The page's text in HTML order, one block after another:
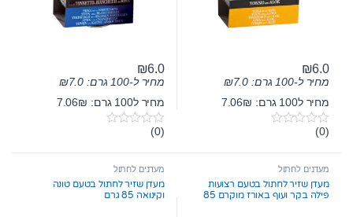
₪6.0
מחיר ל-100 גרם: ₪7.0
מחיר ל100 גרם: 7.06₪
0
t
f
5
(0)
₪6.0
מחיר ל-100 גרם: ₪7.0
מחיר ל100 גרם: 7.06₪
0
t
f
5
(0)
מעדנים לחתול
מעדן שזיר לחתול בטעם רצועות
פילה בקר ועוף באורז מוקרם 85
מעדנים לחתול
מעדן שזיר לחתול בטעם טונה
וקינואה 85 גרם